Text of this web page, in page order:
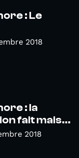
: Le
2018
: la
fait mais...
2018